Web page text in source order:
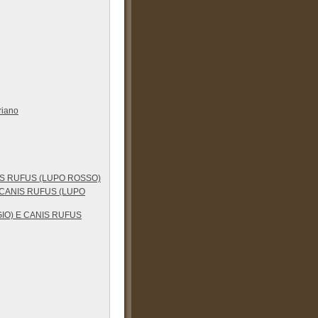
RUFUS (LUPO ROSSO)
RUFUS (LUPO
E CANIS RUFUS